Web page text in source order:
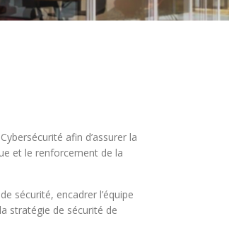
afin d’assurer la
et le renforcement de la
sécurité, encadrer l’équipe
stratégie de sécurité de